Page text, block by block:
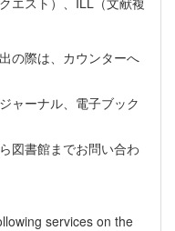
の際は、カウンターへ
ャーナル、電子ブック
図書館までお問い合わ
services on the